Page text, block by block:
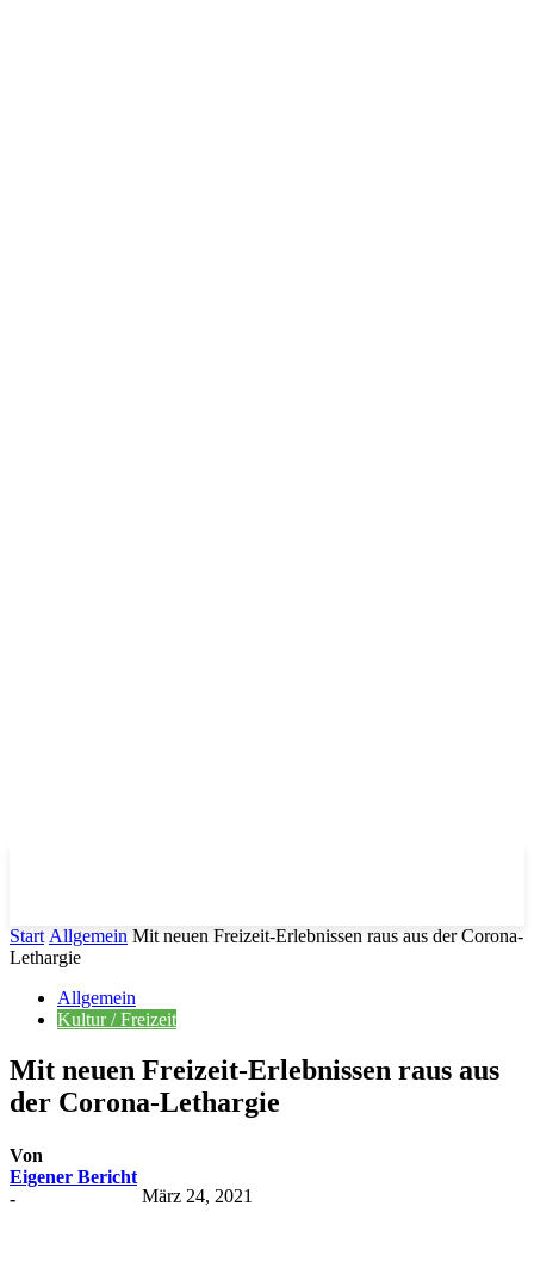
Start Allgemein Mit neuen Freizeit-Erlebnissen raus aus der Corona-
Lethargie
Allgemein
Kultur / Freizeit
Mit neuen Freizeit-Erlebnissen raus aus
der Corona-Lethargie
Von
Eigener Bericht
-
März 24, 2021